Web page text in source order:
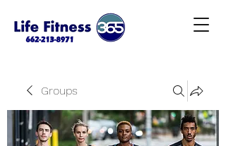
Groups